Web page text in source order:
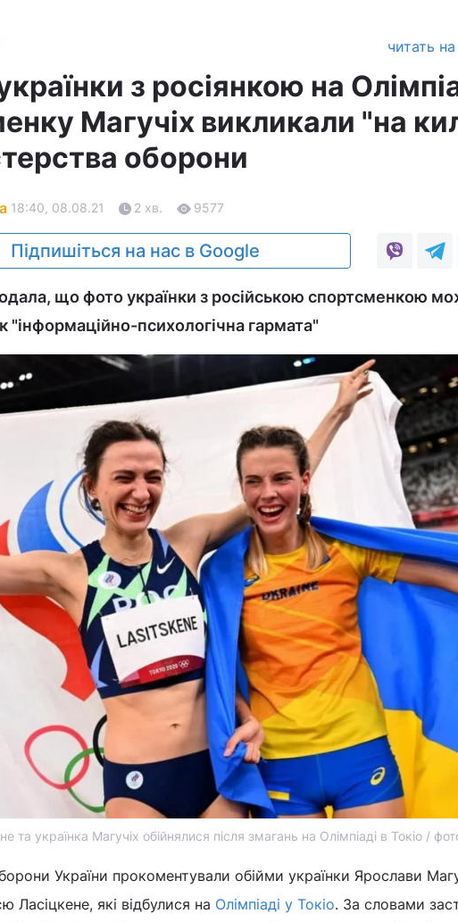
читать
з росіянкою на
Магучіх викликали "на
оборони
18:40, 08.08.21 2 хв. 9577
Підпишіться на нас в Google
що фото українки з російською спортсменкою
"інформаційно-психологічна гармата"
та українка Магучіх обійнялися після змагань на Олімпіаді в Токіо /
України прокоментували обійми українки Ярослави
Ласіцкене, які відбулися на Олімпіаді у Токіо. За словами